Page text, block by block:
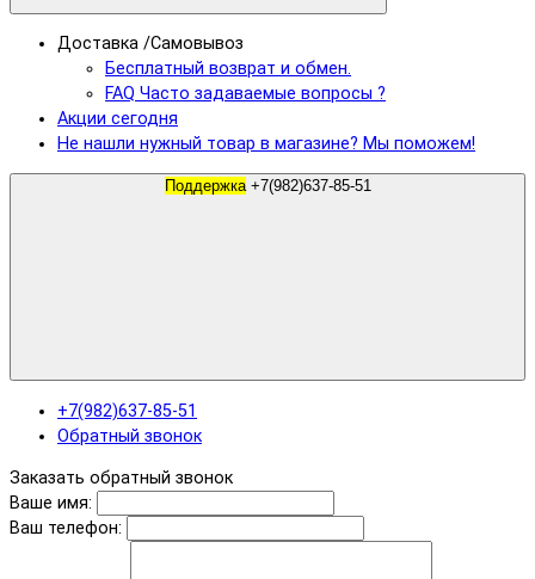
Доставка /Самовывоз
Бесплатный возврат и обмен.
FAQ Часто задаваемые вопросы ?
Акции сегодня
Не нашли нужный товар в магазине? Мы поможем!
Поддержка +7(982)637-85-51
+7(982)637-85-51
Обратный звонок
Заказать обратный звонок
Ваше имя:
Ваш телефон: